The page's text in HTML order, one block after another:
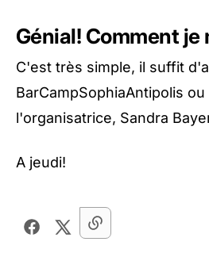
Génial! Comment
C'est très simple, il suffit
BarCampSophiaAntipolis
l'organisatrice, Sandra
A jeudi!